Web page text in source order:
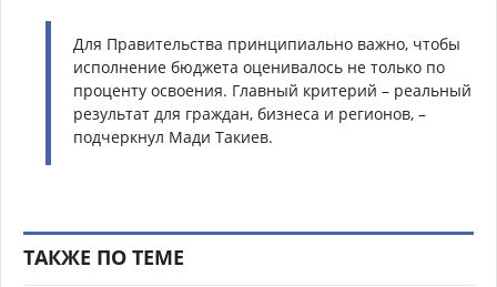
Для Правительства принципиально важно, чтобы
исполнение бюджета оценивалось не только по
проценту освоения. Главный критерий – реальный
результат для граждан, бизнеса и регионов, –
подчеркнул Мади Такиев.
ТАКЖЕ ПО ТЕМЕ